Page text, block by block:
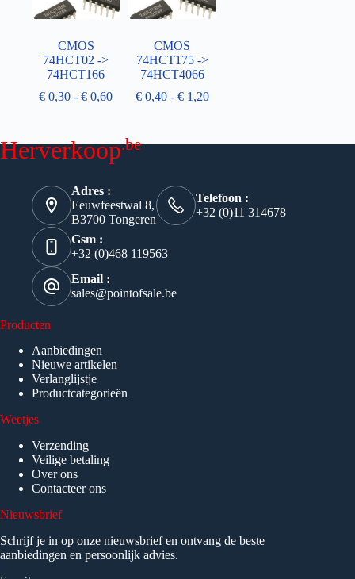
CMOS
74HCT02 ->
74HCT166
€ 0,30 - € 0,60
CMOS
74HCT175 ->
74HCT4066
€0,40 - €1,20
Herverkoop.be
Adres :
Eeuwfeestwal 8,
B3700 Tongeren
Telefoon :
+32 (0)11 314678
Gsm :
+32 (0)468 119563
Email :
sales@pointofsale.be
Producten
Aanbiedingen
Nieuwe artikelen
Verlanglijstje
Productcategorieën
Weetjes
Verzending
Veilige betaling
Over ons
Contacteer ons
Nieuwsbrief
Schrijf je in op onze nieuwsbrief en ontvang de beste
aanbiedingen en persoonlijk advies.